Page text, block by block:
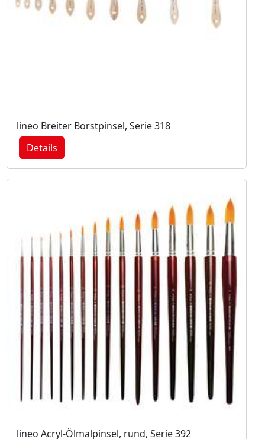
lineo Breiter Borstpinsel, Serie 318
Details
lineo Acryl-Ölmalpinsel, rund, Serie 392